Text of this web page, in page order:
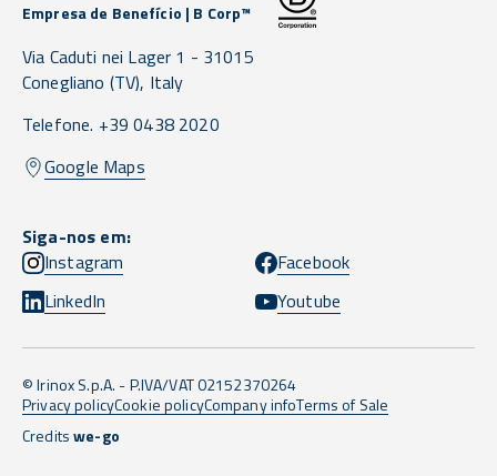
Empresa de Benefício | B Corp™
Via Caduti nei Lager 1 - 31015
Conegliano (TV), Italy
Telefone. +39 0438 2020
Google Maps
Siga-nos em:
Instagram
Facebook
LinkedIn
Youtube
© Irinox S.p.A. - P.IVA/VAT 02152370264
Privacy policyCookie policyCompany infoTerms of Sale
Creditswe-go